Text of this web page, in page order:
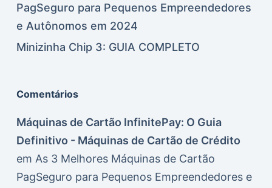
PagSeguro para Pequenos Empreendedores
e Autônomos em 2024
Minizinha Chip 3: GUIA COMPLETO
Comentários
Máquinas de Cartão InfinitePay: O Guia
Definitivo - Máquinas de Cartão de Crédito
em As 3 Melhores Máquinas de Cartão
PagSeguro para Pequenos Empreendedores e